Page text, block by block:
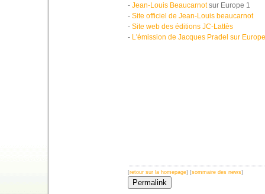
- Jean-Louis Beaucarnotsur Europe 1
- Site officiel de Jean-Louis beaucarnot
- Site web des éditions JC-Lattès
- L'émission de Jacques Pradel sur
[retour sur la homepage] [sommaire des news]